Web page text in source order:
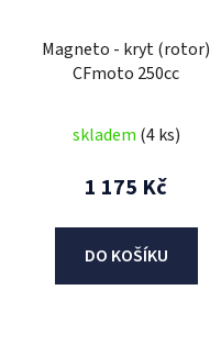
Magneto - kryt (rotor)
CFmoto 250cc
skladem (4 ks)
1 175 Kč
DO KOŠÍKU